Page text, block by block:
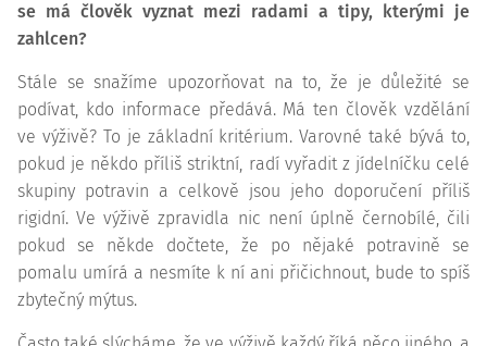
se má člověk vyznat mezi radami a tipy, kterými je
zahlcen?
Stále se snažíme upozorňovat na to, že je důležité se
podívat, kdo informace předává. Má ten člověk vzdělání
ve výživě? To je základní kritérium. Varovné také bývá to,
pokud je někdo příliš striktní, radí vyřadit z jídelníčku celé
skupiny potravin a celkově jsou jeho doporučení příliš
rigidní. Ve výživě zpravidla nic není úplně černobílé, čili
pokud se někde dočtete, že po nějaké potravině se
pomalu umírá a nesmíte k ní ani přičichnout, bude to spíš
zbytečný mýtus.